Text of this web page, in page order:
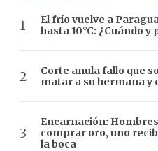
El frío vuelve a
hasta 10°C: ¿Cuándo
Corte anula fallo que
matar a su hermana
Encarnación:
comprar oro, uno
la boca